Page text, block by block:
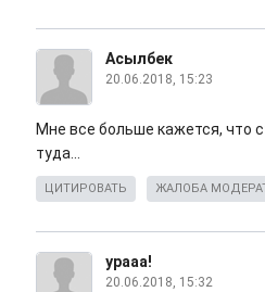
Асылбек
20.06.2018, 15:23
Мне все больше кажется, что
туда...
ЦИТИРОВАТЬ ЖАЛОБА
урааа!
20.06.2018, 15:32